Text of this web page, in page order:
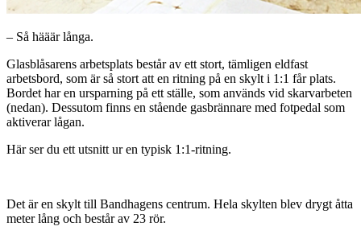
– Så hääär långa.
Glasblåsarens arbetsplats består av ett stort, tämligen eldfast
arbetsbord, som är så stort att en ritning på en skylt i 1:1 får plats.
Bordet har en ursparning på ett ställe, som används vid skarvarbeten
(nedan). Dessutom finns en stående gasbrännare med fotpedal som
aktiverar lågan.
Här ser du ett utsnitt ur en typisk 1:1-ritning.
Det är en skylt till Bandhagens centrum. Hela skylten blev drygt åtta
meter lång och består av 23 rör.